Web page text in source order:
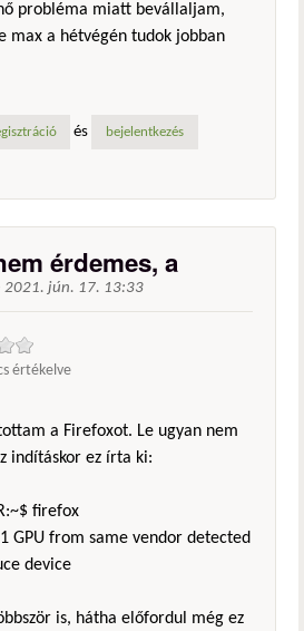
probléma miatt bevállaljam,
max a hétvégén tudok jobban
és bejelentkezés
érdemes, a
2021. jún. 17. 13:33
értékelve
a Firefoxot. Le ugyan nem
indításkor ez írta ki:
firefox
GPU from same vendor detected
device
is, hátha előfordul még ez